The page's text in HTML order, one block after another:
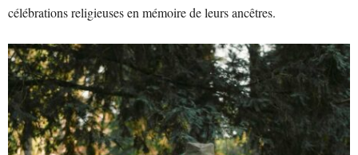
célébrations religieuses en mémoire de leurs ancêtres.